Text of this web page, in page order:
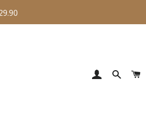
ACCEDICERCA